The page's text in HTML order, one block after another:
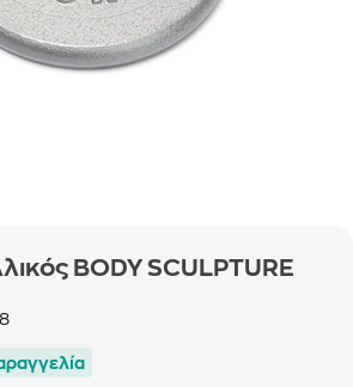
BODY SCULPTURE